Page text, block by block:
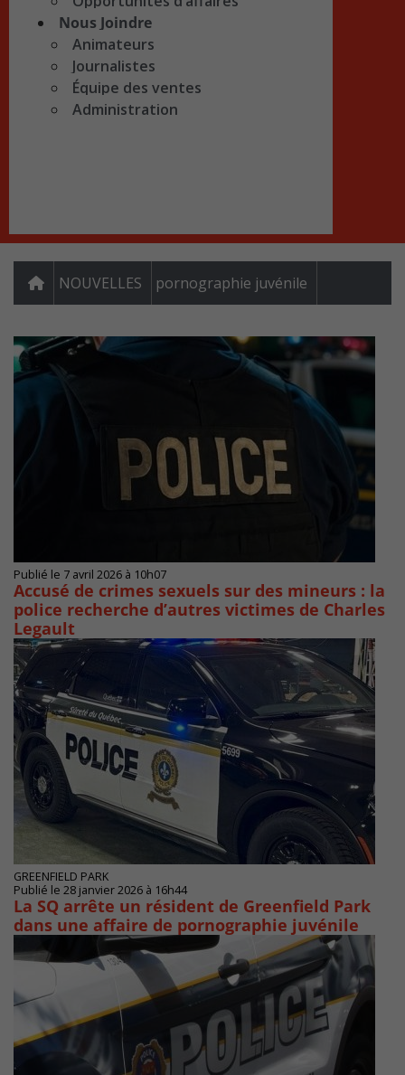
Nous Joindre
Animateurs
Journalistes
Équipe des ventes
Administration
NOUVELLES pornographie juvénile
Publié le 7 avril 2026 à 10h07
Accusé de crimes sexuels sur des mineurs : la
police recherche d’autres victimes de Charles
Legault
GREENFIELD PARK
Publié le 28 janvier 2026 à 16h44
La SQ arrête un résident de Greenfield Park
dans une affaire de pornographie juvénile